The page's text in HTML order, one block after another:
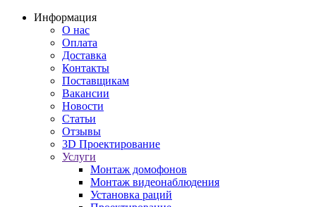
Информация
О нас
Оплата
Доставка
Контакты
Поставщикам
Вакансии
Новости
Статьи
Отзывы
3D Проектирование
Услуги
Монтаж домофонов
Монтаж видеонаблюдения
Установка раций